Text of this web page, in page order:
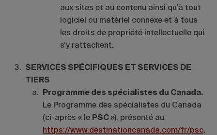
aux sites et au contenu ainsi qu’à tout
logiciel ou matériel connexe et à tous
les droits de propriété intellectuelle qui
s’y rattachent.
SERVICES SPÉCIFIQUES ET SERVICES DE
TIERS
Programme des spécialistes du Canada.
Le Programme des spécialistes du Canada
(ci-après « le PSC»), présenté au
https://www.destinationcanada.com/fr/psc,